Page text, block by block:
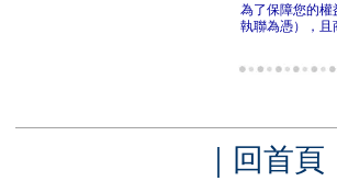
為了保障您的權
執聯為憑），且
｜ 回首頁